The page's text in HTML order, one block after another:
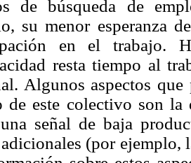
de búsqueda de
su menor esperanza
en el trabajo.
resta tiempo al
Algunos aspectos
de este colectivo son la
señal de baja
adicionales (por ejemplo,